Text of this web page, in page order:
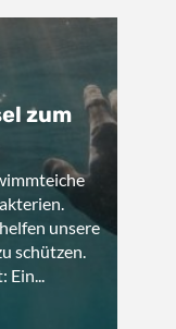
zum
unsere
schützen.
Ein...